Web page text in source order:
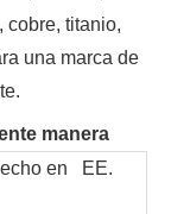
cobre, titanio,
una marca de
manera
en EE.